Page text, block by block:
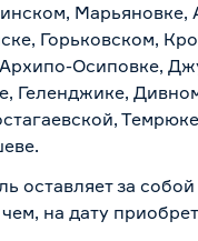
Марьяновке,
Горьковском,
Осиповке,
Геленджике,
оставляет за
на дату